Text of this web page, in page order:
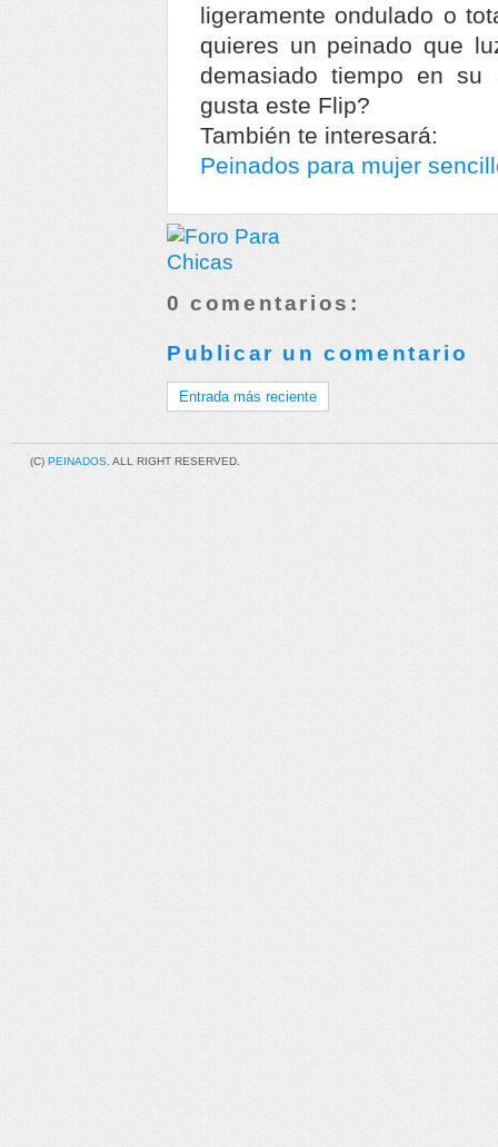
ligeramente ondulado o
quieres un peinado que
demasiado tiempo en
gusta este Flip?
También te interesará:
Peinados para mujer
0 comentarios:
Publicar un comentario
Entrada más reciente
(C) PEINADOS . ALL RIGHT RESERVED.